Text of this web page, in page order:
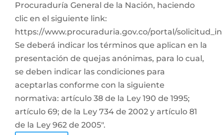
Procuraduría General de la Nación, haciendo
clic en el siguiente link:
https://www.procuraduria.gov.co/portal/
Se deberá indicar los términos que aplican en la
presentación de quejas anónimas, para lo cual,
se deben indicar las condiciones para
aceptarlas conforme con la siguiente
normativa: artículo 38 de la Ley 190 de 1995;
artículo 69; de la Ley 734 de 2002 y artículo 81
de la Ley 962 de 2005".